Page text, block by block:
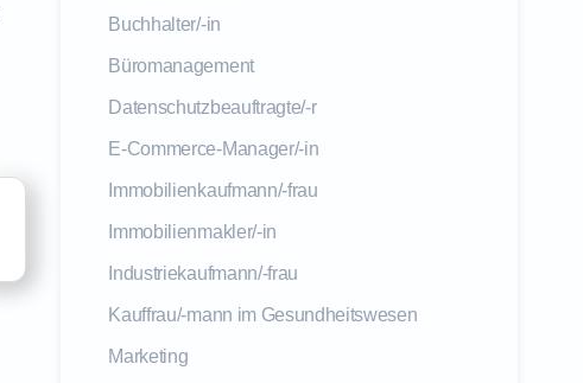
Buchhalter/-in
Büromanagement
Datenschutzbeauftragte/-r
E-Commerce-Manager/-in
Immobilienkaufmann/-frau
Immobilienmakler/-in
Industriekaufmann/-frau
Kauffrau/-mann im Gesundheitswesen
Marketing